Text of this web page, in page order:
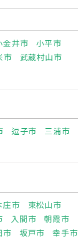
金井市
小平市
市
武蔵村山市
逗子市
三浦市
庄市
東松山市
入間市
朝霞市
市 坂戸市
幸手市